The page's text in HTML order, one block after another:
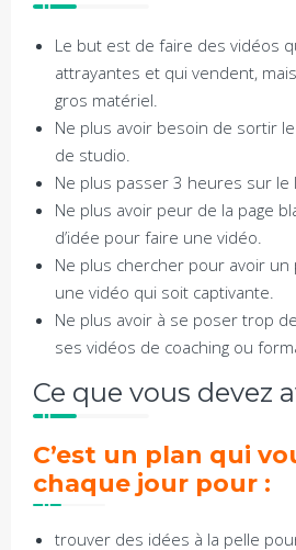
Le but est de faire des vidéos
attrayantes et qui vendent,
gros matériel.
Ne plus avoir besoin de sortir le
de studio.
Ne plus passer 3 heures sur le
Ne plus avoir peur de la page
d’idée pour faire une vidéo.
Ne plus chercher pour avoir
une vidéo qui soit captivante.
Ne plus avoir à se poser trop
ses vidéos de coaching ou
Ce que vous devez
C’est un plan qui
chaque jour pour :
trouver des idées à la pelle